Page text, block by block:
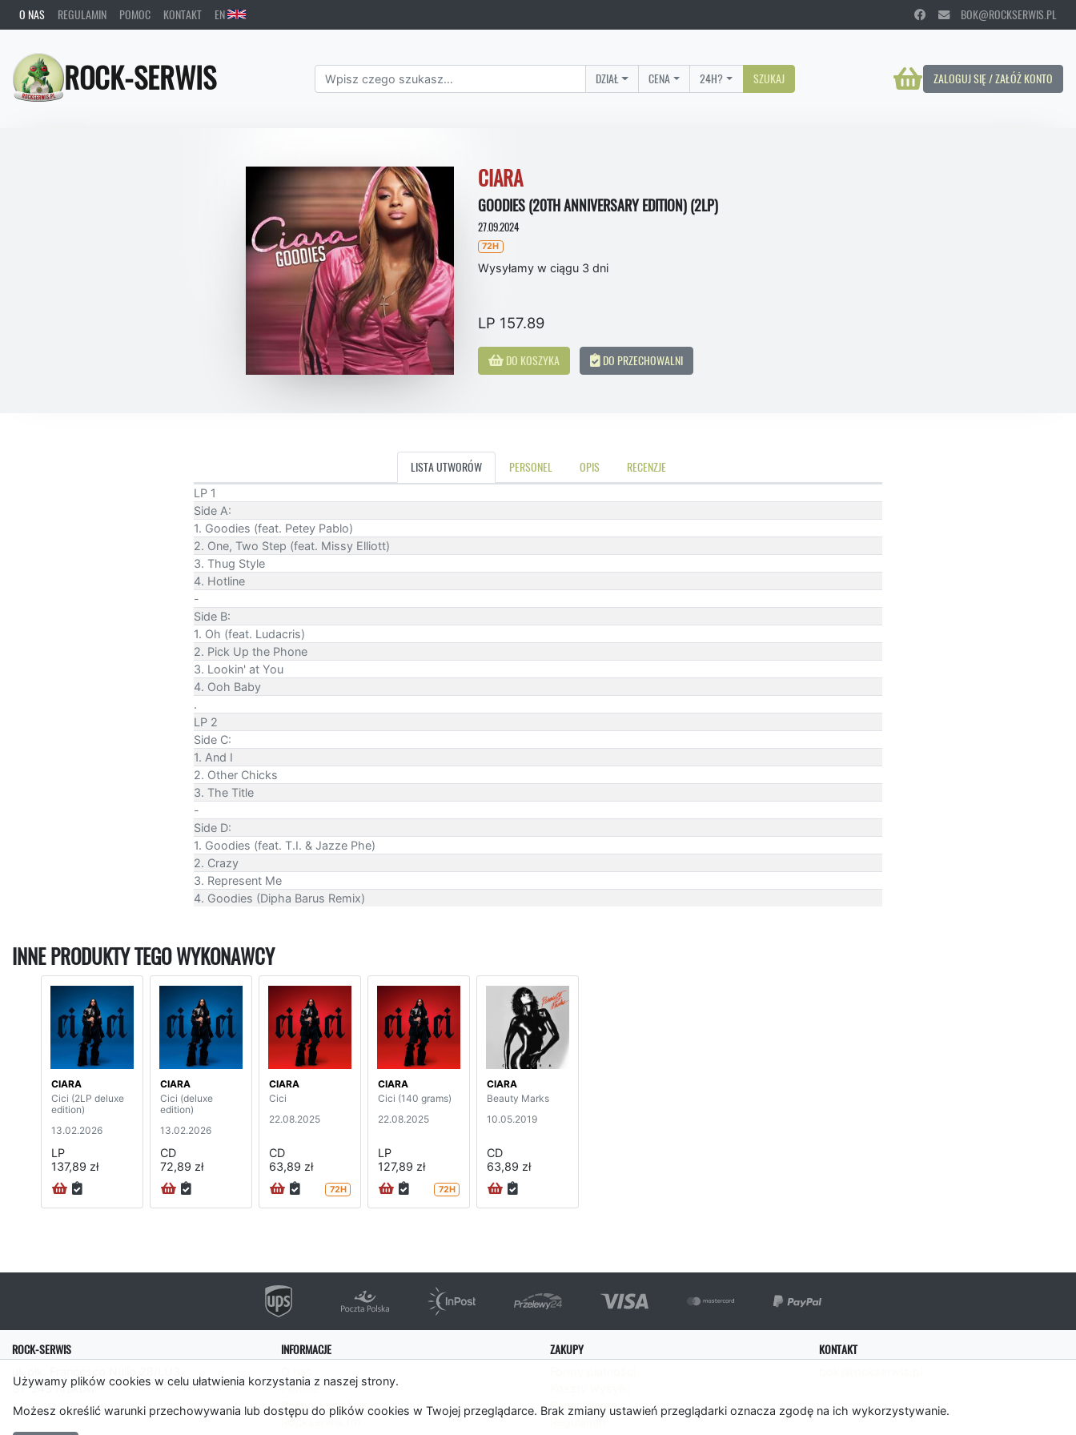
Używamy plików cookies w celu ułatwienia korzystania z naszej strony.
Możesz określić warunki przechowywania lub dostępu do plików cookies w Twojej przeglądarce. Brak zmiany ustawień przeglądarki oznacza zgodę na ich wykorzystywanie.
O NAS REGULAMIN POMOC KONTAKT EN BOK@ROCKSERWIS.PL
ROCK-SERWIS ZALOGUJ SIĘ / ZAŁÓŻ KONTO
DZIAŁ CENA 24H? SZUKAJ
CIARA
GOODIES (20TH ANNIVERSARY EDITION) (2LP)
27.09.2024
72H
Wysyłamy w ciągu 3 dni
LP 157.89
DO KOSZYKA DO PRZECHOWALNI
LISTA UTWORÓW PERSONEL OPIS RECENZJE
LP 1
Side A:
1. Goodies (feat. Petey Pablo)
2. One, Two Step (feat. Missy Elliott)
3. Thug Style
4. Hotline
-
Side B:
1. Oh (feat. Ludacris)
2. Pick Up the Phone
3. Lookin' at You
4. Ooh Baby
.
LP 2
Side C:
1. And I
2. Other Chicks
3. The Title
-
Side D:
1. Goodies (feat. T.I. & Jazze Phe)
2. Crazy
3. Represent Me
4. Goodies (Dipha Barus Remix)
INNE PRODUKTY TEGO WYKONAWCY
CIARA
Cici (2LP deluxe
edition)
13.02.2026
LP
137,89 zł
CIARA
Cici (deluxe
edition)
13.02.2026
CD
72,89 zł
CIARA
Cici
22.08.2025
CD
63,89 zł
72H
CIARA
Cici (140 grams)
22.08.2025
LP
127,89 zł
72H
CIARA
Beauty Marks
10.05.2019
CD
63,89 zł
ROCK-SERWIS
31-543 Kraków
INFORMACJE
Pomoc
Polityka cookies
Rockserwis.fm
ZAKUPY
Panel Klienta
Regulamin
KONTAKT